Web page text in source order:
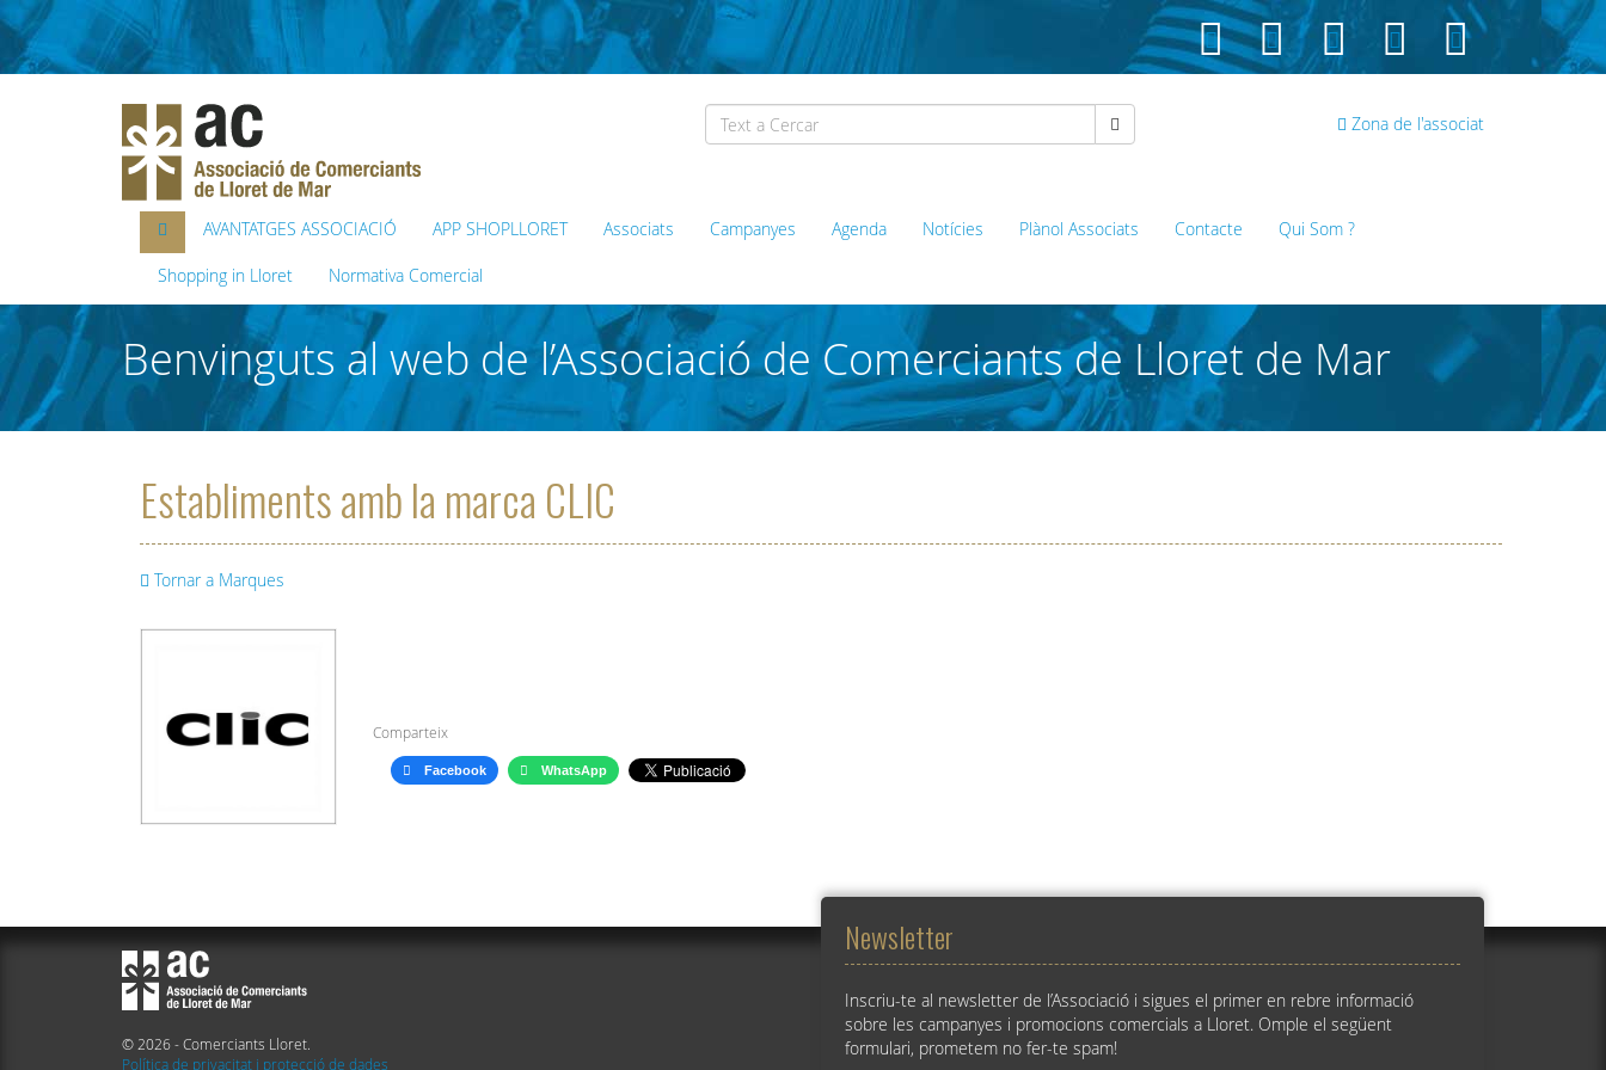
Zona de l'associat
AVANTATGES ASSOCIACIÓ APP SHOPLLORET Associats Campanyes Agenda Notícies Plànol Associats Contacte Qui Som ?
Shopping in Lloret Normativa Comercial
Benvinguts al web de l’Associació de Comerciants de Lloret de Mar
Establiments amb la marca CLIC
Tornar a Marques
Comparteix
Facebook WhatsApp
© 2026 - Comerciants Lloret.
Política de privacitat i protecció de dades
Newsletter
Inscriu-te al newsletter de l’Associació i sigues el primer en rebre informació
sobre les campanyes i promocions comercials a Lloret. Omple el següent
formulari, prometem no fer-te spam!